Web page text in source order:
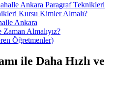
Ankara Paragraf Teknikleri
Kursu Kimler Almalı?
Ankara
Almalıyız?
Öğretmenler)
ile Daha Hızlı ve